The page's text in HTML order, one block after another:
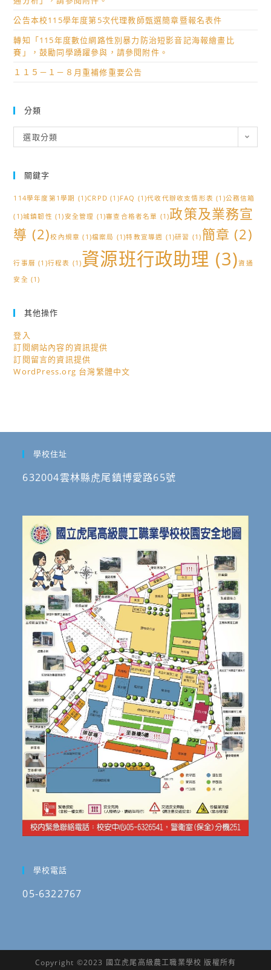
公告本校115學年度第5次代理教師甄選簡章暨報名表件
轉知「115年度數位網路性別暴力防治短影音記海報繪畫比
賽」，鼓勵同學踴躍參與，請參閱附件。
１１５－１－８月重補修重要公告
分類
類
選取分類
關鍵字
114學年度第1學期 (1)CRPD (1)FAQ (1)代收代辦收支情形表 (1)公務信箱
(1)城鎮韌性 (1)安全管理 (1)審查合格者名單 (1)政策及業務宣
導 (2)校內規章 (1)檔案局 (1)特教宣導週 (1)研習 (1) 簡章 (2)
行事曆 (1)行程表 (1)資源班行政助理 (3)資通
安全 (1)
其他操作
登入
訂閱網站內容的資訊提供
訂閱留言的資訊提供
WordPress.org 台灣繁體中文
學校住址
632004雲林縣虎尾鎮博愛路65號
學校電話
05-6322767
Copyright ©2023 國立虎尾高級農工職業學校 版權所有